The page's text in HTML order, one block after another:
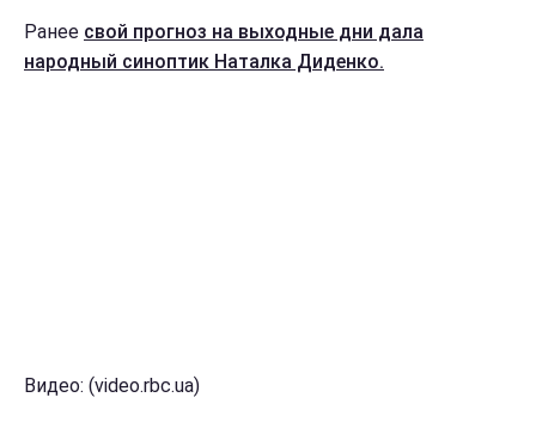
Ранее свой прогноз на выходные дни дала
народный синоптик Наталка Диденко.
Видео: (video.rbc.ua)